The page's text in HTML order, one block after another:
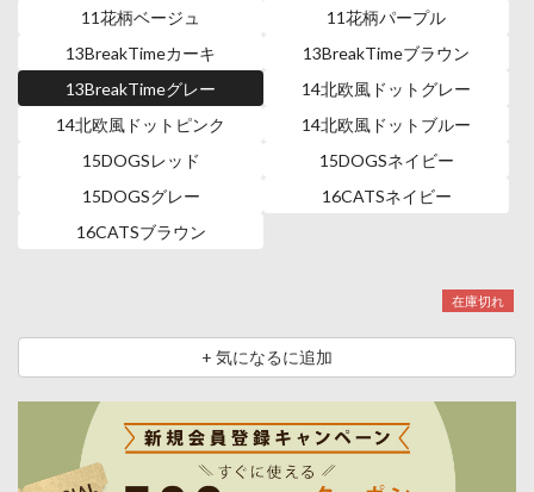
11花柄ベージュ
11花柄パープル
13BreakTimeカーキ
13BreakTimeブラウン
13BreakTimeグレー
14北欧風ドットグレー
14北欧風ドットピンク
14北欧風ドットブルー
15DOGSレッド
15DOGSネイビー
15DOGSグレー
16CATSネイビー
16CATSブラウン
在庫切れ
+ 気になるに追加